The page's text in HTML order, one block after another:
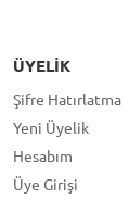
ÜYELIK
Şifre Hatırlatma
Yeni Üyelik
Hesabım
Üye Girişi